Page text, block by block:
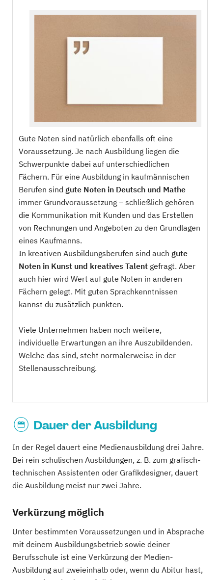
Gute Noten sind natürlich ebenfalls oft eine
Voraussetzung. Je nach Ausbildung liegen die
Schwerpunkte dabei auf unterschiedlichen
Fächern. Für eine Ausbildung in kaufmännischen
Berufen sind gute Noten in Deutsch und Mathe
immer Grundvoraussetzung – schließlich gehören
die Kommunikation mit Kunden und das Erstellen
von Rechnungen und Angeboten zu den Grundlagen
eines Kaufmanns.
In kreativen Ausbildungsberufen sind auch gute
Noten in Kunst und kreatives Talent gefragt. Aber
auch hier wird Wert auf gute Noten in anderen
Fächern gelegt. Mit guten Sprachkenntnissen
kannst du zusätzlich punkten.
Viele Unternehmen haben noch weitere,
individuelle Erwartungen an ihre Auszubildenden.
Welche das sind, steht normalerweise in der
Stellenausschreibung.
Dauer der Ausbildung
In der Regel dauert eine Medienausbildung drei Jahre.
Bei rein schulischen Ausbildungen, z. B. zum grafisch-
technischen Assistenten oder Grafikdesigner, dauert
die Ausbildung meist nur zwei Jahre.
Verkürzung möglich
Unter bestimmten Voraussetzungen und in Absprache
mit deinem Ausbildungsbetrieb sowie deiner
Berufsschule ist eine Verkürzung der Medien-
Ausbildung auf zweieinhalb oder, wenn du Abitur hast,